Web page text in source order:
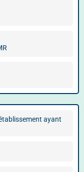
ayant